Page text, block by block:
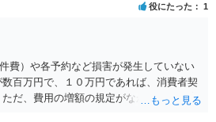
役にたった 1
費）や各予約など損害が発生していない
百万円で、１０万円であれば、消費者契
だ、費用の増額の規定がなかったのに増